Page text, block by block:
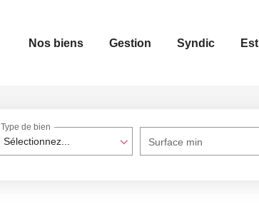
Nos biens Gestion Syndic
Sélectionnez...
Type de bien
Surface min